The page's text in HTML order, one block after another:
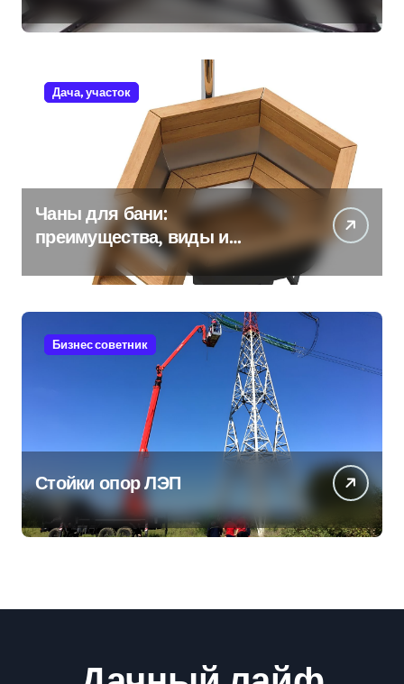
Дача, участок
Чаны для бани:
преимущества, виды и
особенности использования
Бизнес советник
Стойки опор ЛЭП